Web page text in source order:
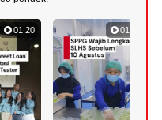
01:20 01:07